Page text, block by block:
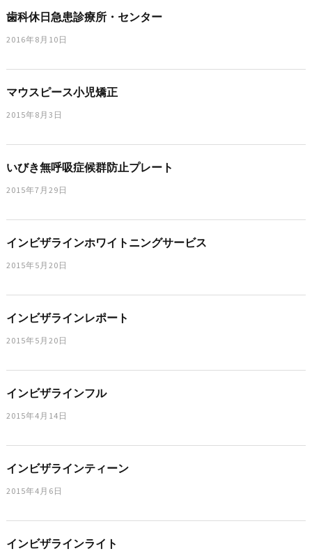
歯科休日急患診療所・センター
2016年8月10日
マウスピース小児矯正
2015年8月3日
いびき無呼吸症候群防止プレート
2015年7月29日
インビザラインホワイトニングサービス
2015年5月20日
インビザラインレポート
2015年5月20日
インビザラインフル
2015年4月14日
インビザラインティーン
2015年4月6日
インビザラインライト